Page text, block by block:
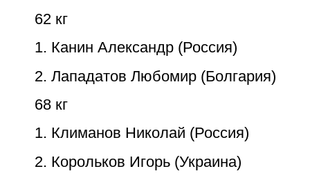
62 кг
1. Канин Александр (Россия)
2. Лападатов Любомир (Болгария)
68 кг
1. Климанов Николай (Россия)
2. Корольков Игорь (Украина)